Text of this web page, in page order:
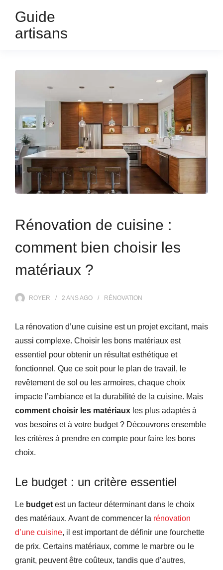
Guide
artisans
Rénovation de cuisine :
comment bien choisir les
matériaux ?
ROYER 2 ANSAGO RÉNOVATION
La rénovation d’une cuisine est un projet excitant, mais
aussi complexe. Choisir les bons matériaux est
essentiel pour obtenir un résultat esthétique et
fonctionnel. Que ce soit pour le plan de travail, le
revêtement de sol ou les armoires, chaque choix
impacte l’ambiance et la durabilité de la cuisine. Mais
comment choisir les matériaux les plus adaptés à
vos besoins et à votre budget ? Découvrons ensemble
les critères à prendre en compte pour faire les bons
choix.
Le budget : un critère essentiel
Le budget est un facteur déterminant dans le choix
des matériaux. Avant de commencer la rénovation
d’une cuisine, il est important de définir une fourchette
de prix. Certains matériaux, comme le marbre ou le
granit, peuvent être coûteux, tandis que d’autres,